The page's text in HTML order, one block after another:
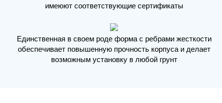
имеюют соответствующие сертификаты
Единственная в своем роде форма с ребрами жесткости
обеспечивает повышенную прочность корпуса и делает
возможным установку в любой грунт